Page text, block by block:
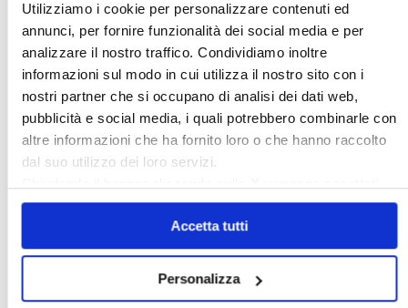
Utilizziamo i cookie per personalizzare contenuti ed
annunci, per fornire funzionalità dei social media e per
analizzare il nostro traffico. Condividiamo inoltre
informazioni sul modo in cui utilizza il nostro sito con i
nostri partner che si occupano di analisi dei dati web,
pubblicità e social media, i quali potrebbero combinarle con
altre informazioni che ha fornito loro o che hanno raccolto
dal suo utilizzo dei loro servizi.
solo i cookie necessari.
Accetta tutti
Personalizza
Italia Oggi – Luglio 2026
〉 Rubriche